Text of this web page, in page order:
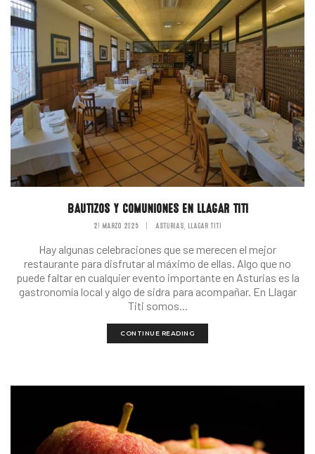
BAUTIZOS Y COMUNIONES EN LLAGAR TITI
21 MARZO 2025 ASTURIAS, LLAGAR TITI
Hay algunas celebraciones que se merecen el mejor
restaurante para disfrutar al máximo de ellas. Algo que no
puede faltar en cualquier evento importante en Asturias es la
gastronomía local y algo de sidra para acompañar. En Llagar
Titi somos...
CONTINUE READING